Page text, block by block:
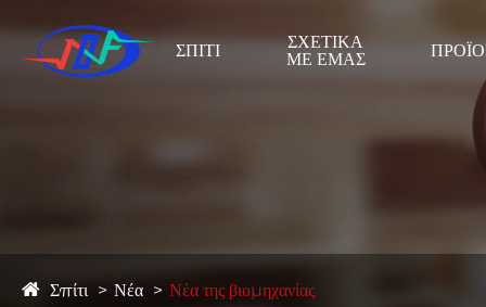
ΣΠΊΤΙ
ΣΧΕΤΙΚΆ
ΜΕ ΕΜΆΣ
Σπίτι Νέα Νέα της βιομηχανίας